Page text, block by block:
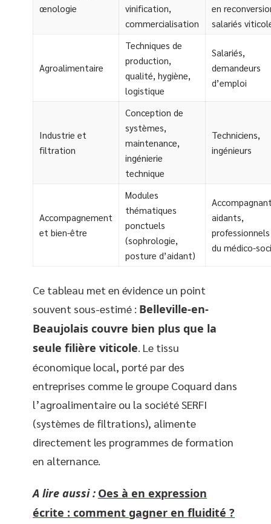
œnologie
vinification,
commercialisation
en
salariés
Agroalimentaire
Techniques de
production,
qualité, hygiène,
logistique
Salariés,
demandeurs
d’emploi
Industrie et
filtration
Conception de
systèmes,
maintenance,
ingénierie
technique
Techniciens,
ingénieurs
Accompagnement
et bien-être
Modules
thématiques
ponctuels
(sophrologie,
posture d’aidant)
aidants,
professionnels
du médico-
Ce tableau met en évidence un point
souvent sous-estimé : Belleville-en-
Beaujolais couvre bien plus que la
seule filière viticole . Le tissu
économique local, porté par des
entreprises comme le groupe Coquard dans
l’agroalimentaire ou la société SERFI
(systèmes de filtrations), alimente
directement les programmes de formation
en alternance.
A lire aussi : Oes à en expression
écrite : comment gagner en fluidité ?